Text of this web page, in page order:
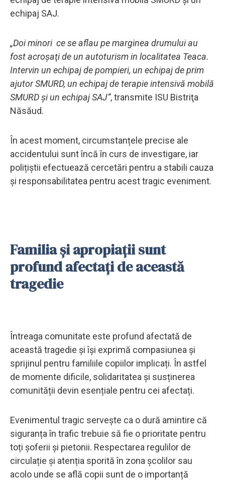
echipaj SAJ.
„Doi minori ce se aflau pe marginea drumului au
fost acroşaţi de un autoturism in localitatea Teaca.
Intervin un echipaj de pompieri, un echipaj de prim
ajutor SMURD, un echipaj de terapie intensivă mobilă
SMURD şi un echipaj SAJ”, transmite ISU Bistriţa
Năsăud.
În acest moment, circumstanțele precise ale
accidentului sunt încă în curs de investigare, iar
polițiștii efectuează cercetări pentru a stabili cauza
și responsabilitatea pentru acest tragic eveniment.
Familia și apropiații sunt
profund afectați de această
tragedie
Întreaga comunitate este profund afectată de
această tragedie și își exprimă compasiunea și
sprijinul pentru familiile copiilor implicați. În astfel
de momente dificile, solidaritatea și susținerea
comunității devin esențiale pentru cei afectați.
Evenimentul tragic servește ca o dură amintire că
siguranța în trafic trebuie să fie o prioritate pentru
toți șoferii și pietonii. Respectarea regulilor de
circulație și atenția sporită în zona școlilor sau
acolo unde se află copii sunt de o importanță